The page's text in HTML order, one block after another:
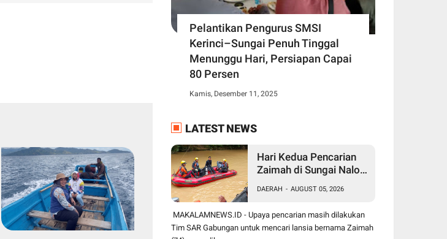
Pelantikan Pengurus SMSI
Kerinci–Sungai Penuh Tinggal
Menunggu Hari, Persiapan Capai
80 Persen
Kamis, Desember 11, 2025
LATEST NEWS
Hari Kedua Pencarian
Zaimah di Sungai Nalo
Gabungan Perluas Area
Pencarian
DAERAH - AUGUST 05, 2026
MAKALAMNEWS.ID - Upaya pencarian masih dilakukan
Tim SAR Gabungan untuk mencari lansia bernama Zaimah